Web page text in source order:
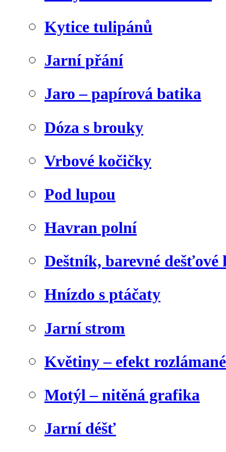
Kytice tulipánů
Jarní přání
Jaro – papírová batika
Dóza s brouky
Vrbové kočičky
Pod lupou
Havran polní
Deštník, barevné dešťové
Hnízdo s ptáčaty
Jarní strom
Květiny – efekt
Motýl – nitěná grafika
Jarní déšť